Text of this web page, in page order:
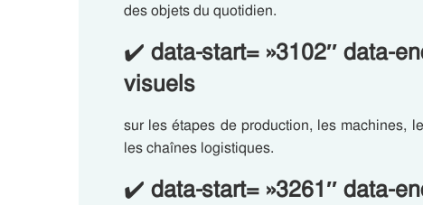
des objets du quotidien.
✔️ data-start= »3102″ data-
visuels
sur les étapes de production, les machines,
les chaînes logistiques.
✔️ data-start= »3261″ data-